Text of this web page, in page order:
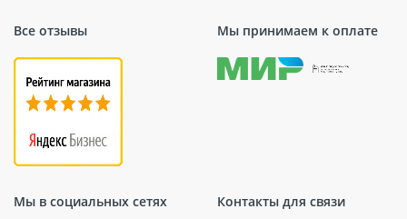
Все отзывы Мы принимаем к оплате
Мы в социальных сетях Контакты для связи